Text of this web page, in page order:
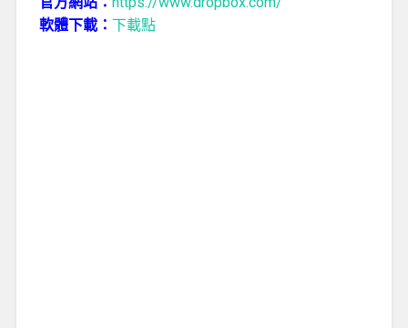
軟體下載： 下載點